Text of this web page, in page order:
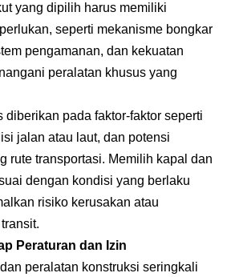
yang dipilih harus memiliki
seperti mekanisme bongkar
pengamanan, dan kekuatan
peralatan khusus yang
diberikan pada faktor-faktor seperti
jalan atau laut, dan potensi
rute transportasi. Memilih kapal dan
dengan kondisi yang berlaku
risiko kerusakan atau
Peraturan dan Izin
peralatan konstruksi seringkali